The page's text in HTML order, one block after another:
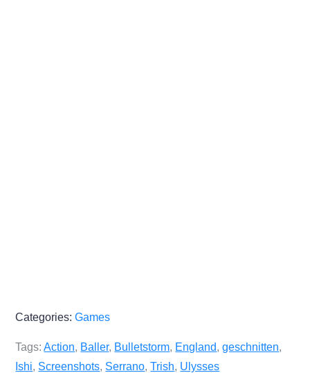
Categories:Games
Tags:Action, Baller, Bulletstorm, England,geschnitten,
Ishi, Screenshots, Serrano,Trish, Ulysses